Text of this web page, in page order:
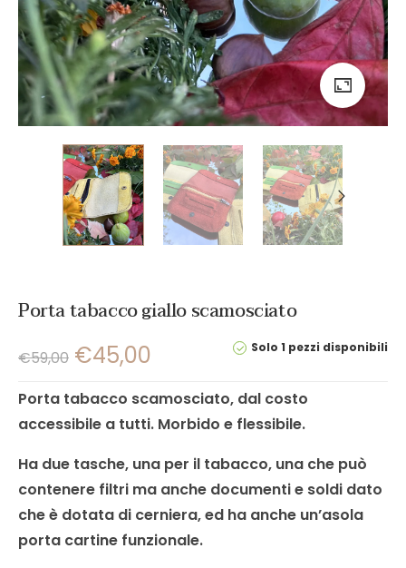
Porta tabacco giallo scamosciato
Solo 1 pezzi disponibili
€59,00 €45,00
Porta tabacco scamosciato, dal costo
accessibile a tutti. Morbido e flessibile.
Ha due tasche, una per il tabacco, una che può
contenere filtri ma anche documenti e soldi dato
che è dotata di cerniera, ed ha anche un’asola
porta cartine funzionale.